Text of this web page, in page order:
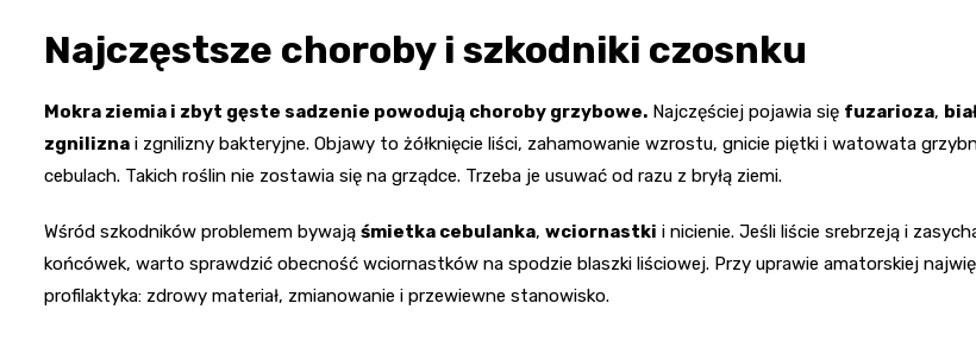
Najczęstsze choroby i szkodniki czosnku
Mokra ziemia i zbyt gęste sadzenie powodują choroby grzybowe. Najczęściej pojawia się fuzarioza,
zgnilizna i zgnilizny bakteryjne. Objawy to żółknięcie liści, zahamowanie wzrostu, gnicie piętki i watowata
cebulach. Takich roślin nie zostawia się na grządce. Trzeba je usuwać od razu z bryłą ziemi.
Wśród szkodników problemem bywają śmietka cebulanka, wciornastki i nicienie. Jeśli liście srebrzeją i
końcówek, warto sprawdzić obecność wciornastków na spodzie blaszki liściowej. Przy uprawie amatorskiej
profilaktyka: zdrowy materiał, zmianowanie i przewiewne stanowisko.